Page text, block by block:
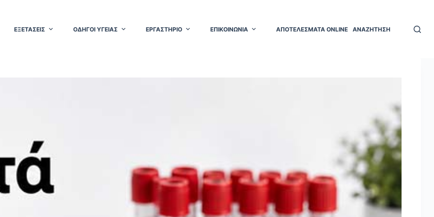
ΕΞΕΤΑΣΕΙΣ ΟΔΗΓΟΙ ΥΓΕΙΑΣ ΕΡΓΑΣΤΗΡΙΟ ΕΠΙΚΟΙΝΩΝΙΑ ΑΠΟΤΕΛΕΣΜΑΤΑ ONLINE ΑΝΑΖΗΤΗΣΗ